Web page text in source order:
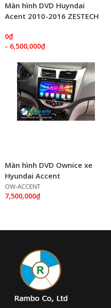
Màn hình DVD Huyndai
Acent 2010-2016 ZESTECH
0₫
- 6,500,000₫
Màn hình DVD Ownice xe
Hyundai Accent
OW-ACCENT
7,500,000₫